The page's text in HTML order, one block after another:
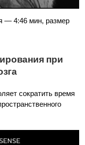
— 4:46 мин, размер
при
сократить время